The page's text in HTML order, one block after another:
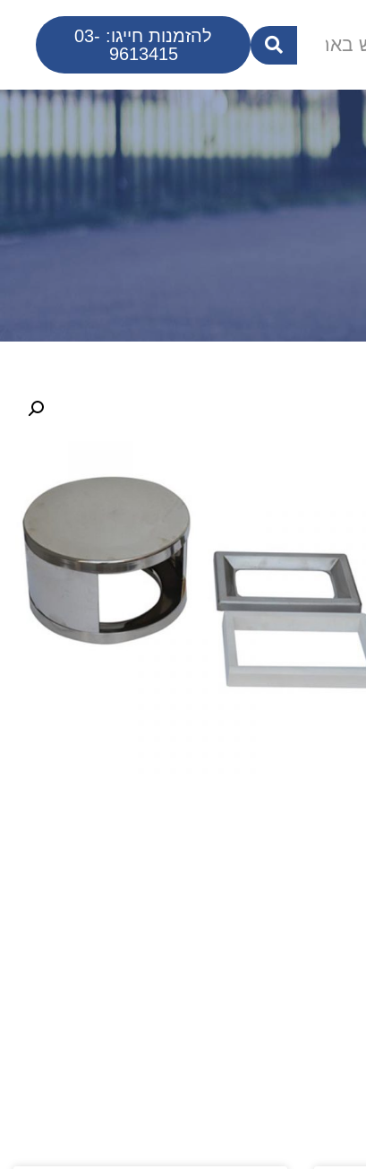
להזמנות חייגו: 03-
9613415